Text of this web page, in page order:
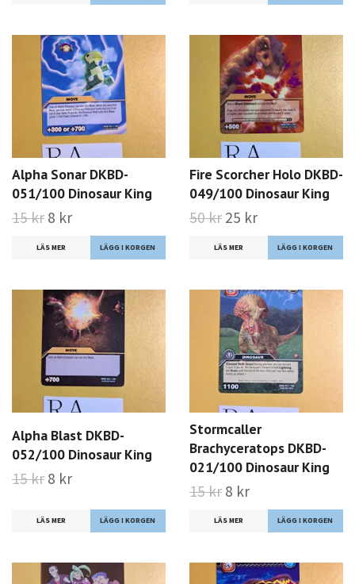
Alpha Sonar DKBD-
051/100 Dinosaur King
15 kr 8 kr
LÄS MER
Fire Scorcher Holo DKBD-
049/100 Dinosaur King
50 kr 25 kr
LÄS MER
Alpha Blast DKBD-
052/100 Dinosaur King
15 kr 8 kr
LÄS MER
Stormcaller
Brachyceratops DKBD-
021/100 Dinosaur King
15 kr 8 kr
LÄS MER